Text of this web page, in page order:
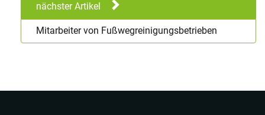
nächster Artikel
Mitarbeiter von Fußwegreinigungsbetrieben